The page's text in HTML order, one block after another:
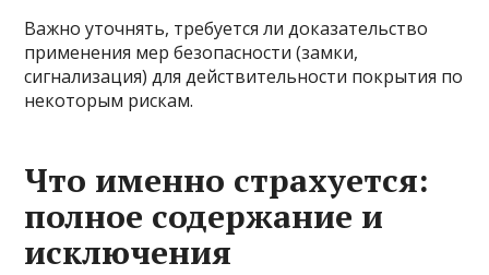
Важно уточнять, требуется ли доказательство
применения мер безопасности (замки,
сигнализация) для действительности покрытия по
некоторым рискам.
Что именно страхуется:
полное содержание и
исключения